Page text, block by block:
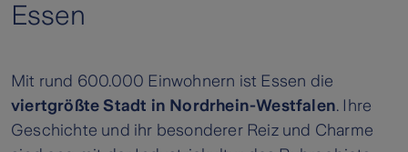
Essen
Mit rund 600.000 Einwohnern ist Essen die
viertgrößte Stadt in Nordrhein-Westfalen. Ihre
Geschichte und ihr besonderer Reiz und Charme